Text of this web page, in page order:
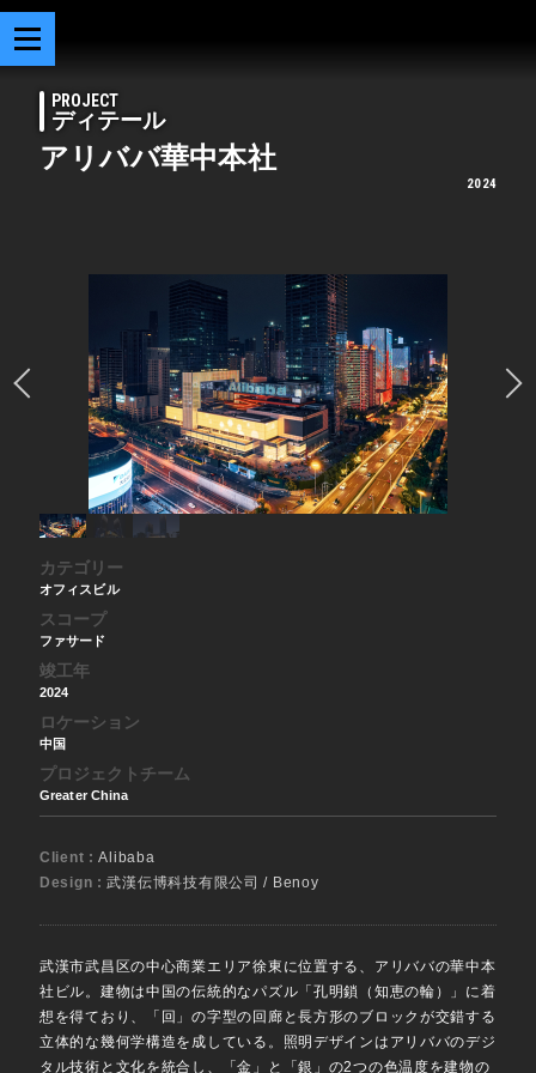
PROJECT
ディテール
アリババ華中本社
2024
カテゴリー
オフィスビル
スコープ
ファサード
竣工年
2024
ロケーション
中国
プロジェクトチーム
Greater China
Client :Alibaba
Design :武漢伝博科技有限公司 / Benoy
武漢市武昌区の中心商業エリア徐東に位置する、アリババの華中本
社ビル。建物は中国の伝統的なパズル「孔明鎖（知恵の輪）」に着
想を得ており、「回」の字型の回廊と長方形のブロックが交錯する
立体的な幾何学構造を成している。照明デザインはアリババのデジ
タル技術と文化を統合し、「金」と「銀」の2つの色温度を建物の